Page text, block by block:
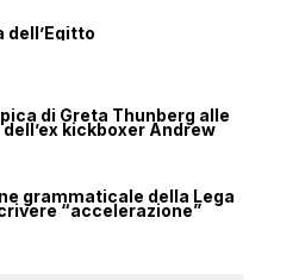
dell’Egitto
di Greta Thunberg alle
kickboxer Andrew
grammaticale della Lega
“accelerazione”